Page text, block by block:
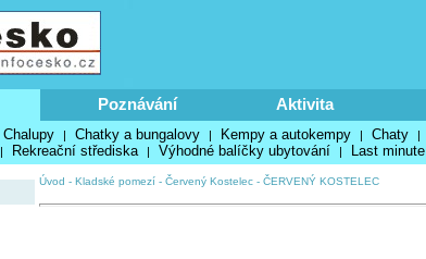
Poznávání Aktivita
Chalupy | Chatky a bungalovy | Kempy a autokempy | Chaty |
| Rekreační střediska | Výhodné balíčky ubytování | Last minute
Úvod - Kladské pomezí- Červený Kostelec- ČERVENÝ KOSTELEC